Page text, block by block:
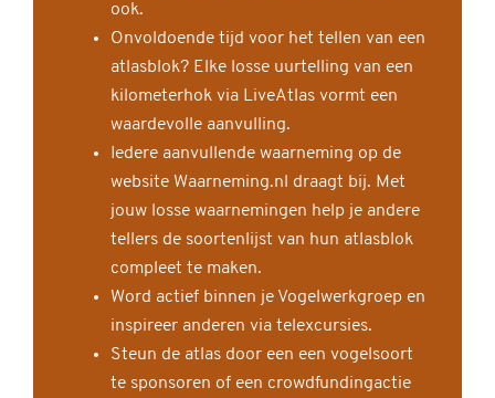
ook.
Onvoldoende tijd voor het tellen van een
atlasblok? Elke losse uurtelling van een
kilometerhok via LiveAtlas vormt een
waardevolle aanvulling.
Iedere aanvullende waarneming op de
website Waarneming.nl draagt bij. Met
jouw losse waarnemingen help je andere
tellers de soortenlijst van hun atlasblok
compleet te maken.
Word actief binnen je Vogelwerkgroep en
inspireer anderen via telexcursies.
Steun de atlas door een een vogelsoort
te sponsoren of een crowdfundingactie